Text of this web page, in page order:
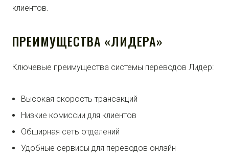
клиентов.
ПРЕИМУЩЕСТВА «ЛИДЕРА»
Ключевые преимущества системы переводов Лидер:
Высокая скорость трансакций
Низкие комиссии для клиентов
Обширная сеть отделений
Удобные сервисы для переводов онлайн